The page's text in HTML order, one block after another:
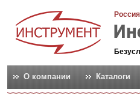
Россия
О компании Каталоги